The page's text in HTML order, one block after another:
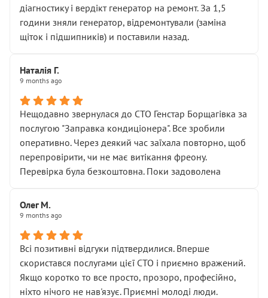
діагностику і вердікт генератор на ремонт. За 1,5
години зняли генератор, відремонтували (заміна
щіток і підшипників) и поставили назад.
Наталія Г.
9 months ago
Нещодавно звернулася до СТО Генстар Борщагівка за
послугою "Заправка кондиціонера". Все зробили
оперативно. Через деякий час заїхала повторно, щоб
перепровірити, чи не має витікання фреону.
Перевірка була безкоштовна. Поки задоволена
Олег М.
9 months ago
Всі позитивні відгуки підтвердилися. Вперше
скористався послугами цієї СТО і приємно вражений.
Якщо коротко то все просто, прозоро, професійно,
ніхто нічого не нав'язує. Приємні молоді люди.